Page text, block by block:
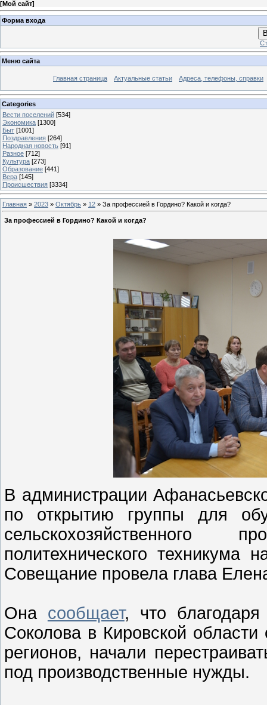
[Мой сайт]
Форма входа
Меню сайта
Главная страница Актуальные статьи Адреса, телефоны, справки
Categories
Вести поселений [534]
Экономика [1300]
Быт [1001]
Поздравления [264]
Народная новость [91]
Разное [712]
Культура [273]
Образование [441]
Вера [145]
Происшествия [3334]
Главная » 2023 » Октябрь » 12 » За профессией в Гордино? Какой и когда?
За профессией в Гордино? Какой и когда?
В администрации
по открытию группы для
сельскохозяйственного
политехнического техникума
Совещание провела глава
Она сообщает, что благодаря
Соколова в Кировской
регионов, начали
под производственные нужды.